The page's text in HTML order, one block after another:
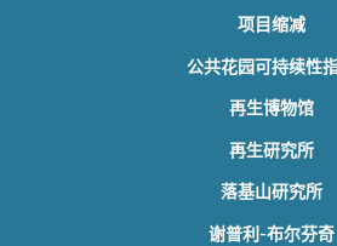
项目缩减
公共花园可持续性
再生博物馆
再生研究所
落基山研究所
谢普利-布尔芬奇